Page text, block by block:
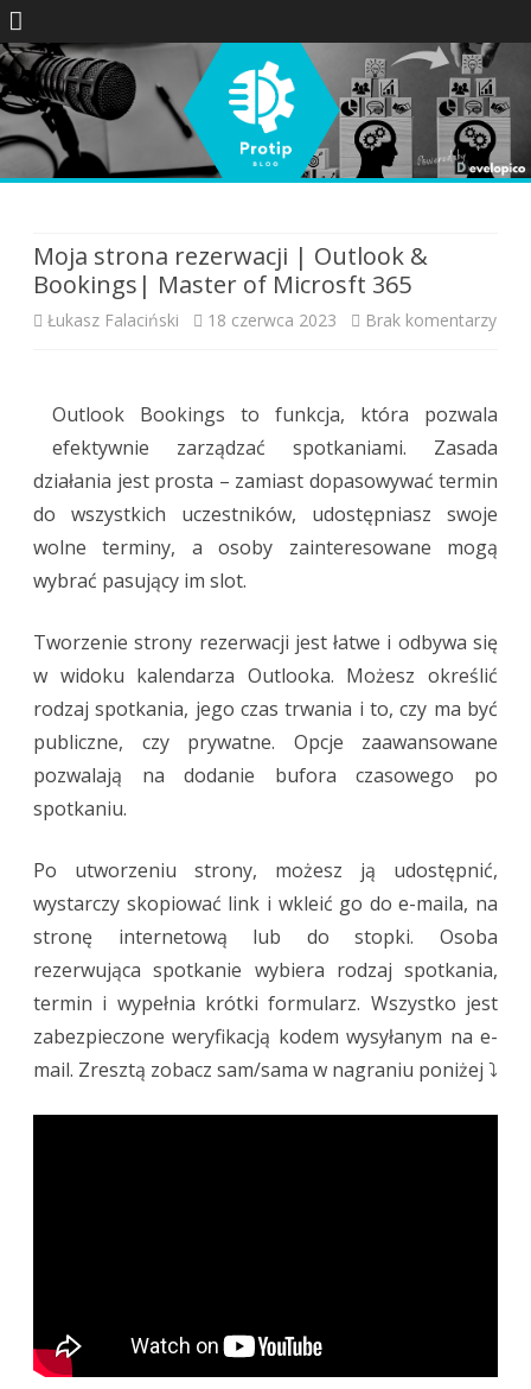
Moja strona rezerwacji | Outlook &
Bookings| Master of Microsft 365
Łukasz Falaciński 18 czerwca 2023 Brak komentarzydo
|
365
Outlook Bookings to funkcja, która pozwala
efektywnie zarządzać spotkaniami. Zasada
działania jest prosta – zamiast dopasowywać termin
do wszystkich uczestników, udostępniasz swoje
wolne terminy, a osoby zainteresowane mogą
wybrać pasujący im slot.
Tworzenie strony rezerwacji jest łatwe i odbywa się
w widoku kalendarza Outlooka. Możesz określić
rodzaj spotkania, jego czas trwania i to, czy ma być
publiczne, czy prywatne. Opcje zaawansowane
pozwalają na dodanie bufora czasowego po
spotkaniu.
Po utworzeniu strony, możesz ją udostępnić,
wystarczy skopiować link i wkleić go do e-maila, na
stronę internetową lub do stopki. Osoba
rezerwująca spotkanie wybiera rodzaj spotkania,
termin i wypełnia krótki formularz. Wszystko jest
zabezpieczone weryfikacją kodem wysyłanym na e-
mail. Zresztą zobacz sam/sama w nagraniu poniżej ⤵️